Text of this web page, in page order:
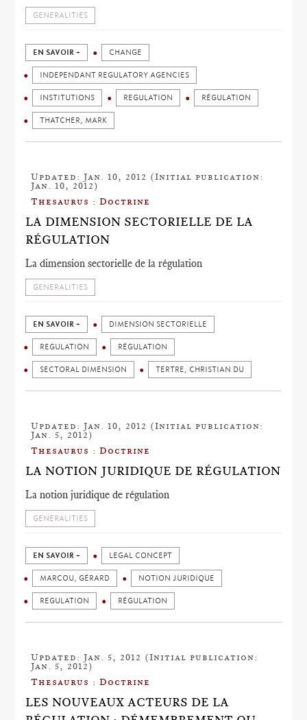
GENERALITIES
EN SAVOIR + CHANGE
INDEPENDANT REGULATORY AGENCIES
INSTITUTIONS REGULATION RÉGULATION
THATCHER, MARK
Updated: Jan. 10, 2012 (Initial publication:
Jan. 10, 2012)
Thesaurus : Doctrine
LA DIMENSION SECTORIELLE DE LA
RÉGULATION
La dimension sectorielle de la régulation
GENERALITIES
EN SAVOIR + DIMENSION SECTORIELLE
REGULATION RÉGULATION
SECTORAL DIMENSION TERTRE, CHRISTIAN DU
Updated: Jan. 10, 2012 (Initial publication:
Jan. 5, 2012)
Thesaurus : Doctrine
LA NOTION JURIDIQUE DE RÉGULATION
La notion juridique de régulation
GENERALITIES
EN SAVOIR + LEGAL CONCEPT
MARCOU, GÉRARD NOTION JURIDIQUE
REGULATION RÉGULATION
Updated: Jan. 5, 2012 (Initial publication:
Jan. 5, 2012)
Thesaurus : Doctrine
LES NOUVEAUX ACTEURS DE LA